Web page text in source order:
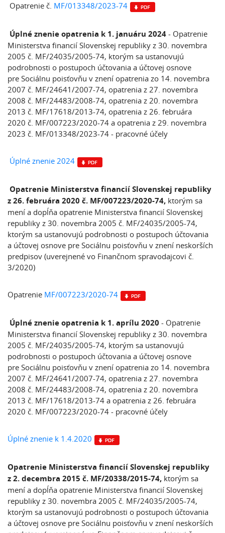
Opatrenie č. MF/013348/2023-74
Úplné znenie opatrenia k 1. januáru 2024 - Opatrenie
Ministerstva financií Slovenskej republiky z 30. novembra
2005 č. MF/24035/2005-74, ktorým sa ustanovujú
podrobnosti o postupoch účtovania a účtovej osnove
pre Sociálnu poisťovňu v znení opatrenia zo 14. novembra
2007 č. MF/24641/2007-74, opatrenia z 27. novembra
2008 č. MF/24483/2008-74, opatrenia z 20. novembra
2013 č. MF/17618/2013-74, opatrenia z 26. februára
2020 č. MF/007223/2020-74 a opatrenia z 29. novembra
2023 č. MF/013348/2023-74 - pracovné účely
Úplné znenie 2024
Opatrenie Ministerstva financií Slovenskej republiky
z 26. februára 2020 č. MF/007223/2020-74, ktorým sa
mení a dopĺňa opatrenie Ministerstva financií Slovenskej
republiky z 30. novembra 2005 č. MF/24035/2005-74,
ktorým sa ustanovujú podrobnosti o postupoch účtovania
a účtovej osnove pre Sociálnu poisťovňu v znení neskorších
predpisov (uverejnené vo Finančnom spravodajcovi č.
3/2020)
Opatrenie MF/007223/2020-74
Úplné znenie opatrenia k 1. aprílu 2020 - Opatrenie
Ministerstva financií Slovenskej republiky z 30. novembra
2005 č. MF/24035/2005-74, ktorým sa ustanovujú
podrobnosti o postupoch účtovania a účtovej osnove
pre Sociálnu poisťovňu v znení opatrenia zo 14. novembra
2007 č. MF/24641/2007-74, opatrenia z 27. novembra
2008 č. MF/24483/2008-74, opatrenia z 20. novembra
2013 č. MF/17618/2013-74 a opatrenia z 26. februára
2020 č. MF/007223/2020-74 - pracovné účely
Úplné znenie k 1.4.2020
Opatrenie Ministerstva financií Slovenskej republiky
z 2. decembra 2015 č. MF/20338/2015-74, ktorým sa
mení a dopĺňa opatrenie Ministerstva financií Slovenskej
republiky z 30. novembra 2005 č. MF/24035/2005-74,
ktorým sa ustanovujú podrobnosti o postupoch účtovania
a účtovej osnove pre Sociálnu poisťovňu v znení neskorších